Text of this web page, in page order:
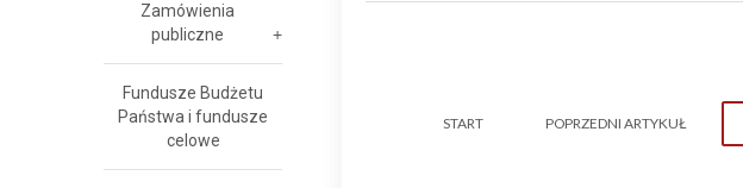
START POPRZEDNI ARTYKUŁ
Zamówienia
publiczne
Fundusze Budżetu
Państwa i fundusze
celowe